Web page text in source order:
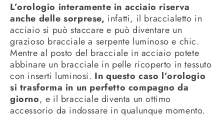
L’orologio interamente in acciaio riserva
anche delle sorprese, infatti, il braccialetto in
acciaio si può staccare e può diventare un
grazioso bracciale a serpente luminoso e chic.
Mentre al posto del bracciale in acciaio potete
abbinare un bracciale in pelle ricoperto in tessuto
con inserti luminosi. In questo caso l’orologio
si trasforma in un perfetto compagno da
giorno, e il bracciale diventa un ottimo
accessorio da indossare in qualunque momento.